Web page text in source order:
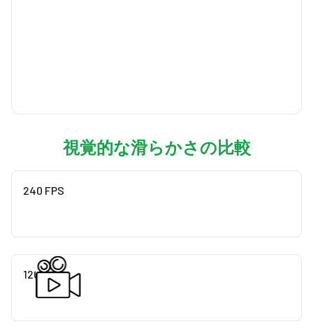
視覚的な滑らかさの比較
240 FPS
120 FPS